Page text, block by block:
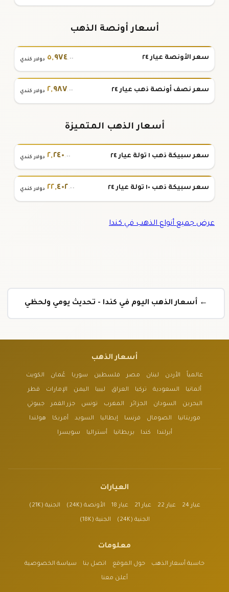
أسعار أونصة الذهب
سعر الأونصة عيار ٢٤ ٥,٩٧٤.٠٠ دولار كندي
سعر نصف أونصة ذهب عيار ٢٤ ٢,٩٨٧.٠٠ دولار كندي
أسعار الذهب المتميزة
سعر سبيكة ذهب ١ تولة عيار ٢٤ ٢,٢٤٠.٠٠ دولار كندي
سعر سبيكة ذهب ١٠ تولة عيار ٢٤ ٢٢,٤٠٢.٠٠ دولار كندي
عرض جميع أنواع الذهب في كندا
← أسعار الذهب اليوم في كندا - تحديث يومي ولحظي
أسعار الذهب
عالمياً الأردن لبنان مصر فلسطين سوريا عُمان الكويت
ألمانيا السعودية تركيا العراق ليبيا اليمن الإمارات قطر
البحرين السودان الجزائر المغرب تونس جزر القمر جيبوتي
موريتانيا الصومال فرنسا إيطاليا السويد أمريكا هولندا
أيرلندا كندا بريطانيا أستراليا سويسرا
العيارات
عيار 24 عيار 22 عيار 21 عيار 18 الأونصة (24K) الجنية (21K)
الجنية (24K) الجنية (18K)
معلومات
حاسبة أسعار الذهب حول الموقع اتصل بنا سياسة الخصوصية
أعلن معنا